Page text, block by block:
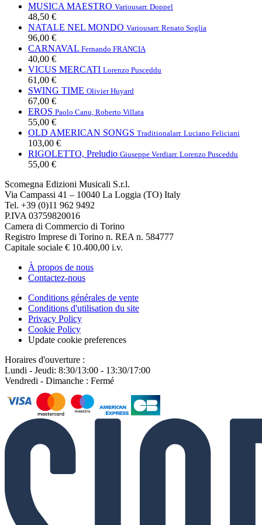
MUSICA MAESTRO Variousarr. Doppel
48,50 €
NATALE NEL MONDO Variousarr. Renato Soglia
96,00 €
CARNAVAL Fernando FRANCIA
40,00 €
VICUS MERCATI Lorenzo Pusceddu
61,00 €
SWING TIME Olivier Huyard
67,00 €
EROS Paolo Canu, Roberto Villata
55,00 €
OLD AMERICAN SONGS Traditionalarr. Luciano Feliciani
103,00 €
RIGOLETTO, Preludio Giuseppe Verdiarr. Lorenzo Pusceddu
55,00 €
Scomegna Edizioni Musicali S.r.l.
Via Campassi 41 – 10040 La Loggia (TO) Italy
Tel. +39 (0)11 962 9492
P.IVA 03759820016
Camera di Commercio di Torino
Registro Imprese di Torino n. REA n. 584777
Capitale sociale € 10.400,00 i.v.
À propos de nous
Contactez-nous
Conditions générales de vente
Conditions d'utilisation du site
Privacy Policy
Cookie Policy
Update cookie preferences
Horaires d'ouverture :
Lundi - Jeudi: 8:30/13:00 - 13:30/17:00
Vendredi - Dimanche : Fermé